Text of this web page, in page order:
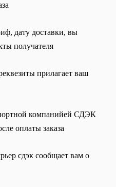
дату доставки, вы
получателя
прилагает ваш
компанийей СДЭК
оплаты заказа
сдэк сообщает вам о